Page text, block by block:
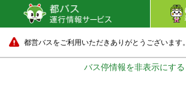
都営バスをご利用いただきありがとうございます。
バス停情報を非表示にする